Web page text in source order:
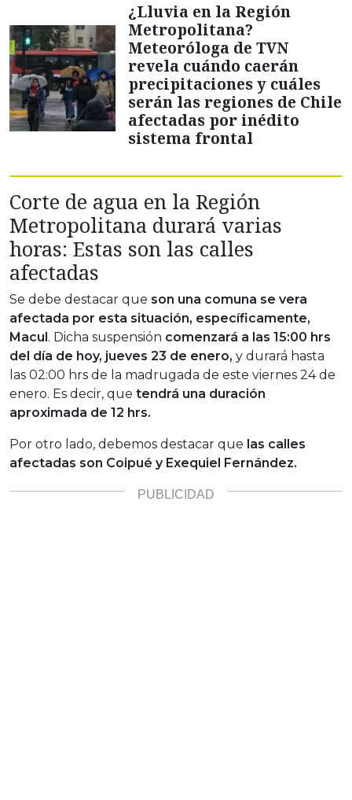
¿Lluvia en la Región
Metropolitana?
Meteoróloga de TVN
revela cuándo caerán
precipitaciones y cuáles
serán las regiones de Chile
afectadas por inédito
sistema frontal
Corte de agua en la Región
Metropolitana durará varias
horas: Estas son las calles
afectadas
Se debe destacar que son una comuna se vera
afectada por esta situación, específicamente,
Macul . Dicha suspensión comenzará a las 15:00 hrs
del día de hoy, jueves 23 de enero, y durará hasta
las 02:00 hrs de la madrugada de este viernes 24 de
enero. Es decir, que tendrá una duración
aproximada de 12 hrs.
Por otro lado, debemos destacar que las calles
afectadas son Coipué y Exequiel Fernández.